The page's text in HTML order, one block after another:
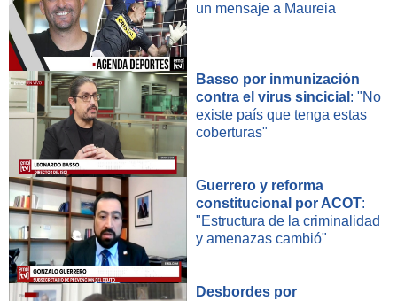
un mensaje a Maureia
Basso por inmunización
contra el virus sincicial : "No
existe país que tenga estas
coberturas"
Guerrero y reforma
constitucional por ACOT:
"Estructura de la criminalidad
y amenazas cambió"
Desbordes por